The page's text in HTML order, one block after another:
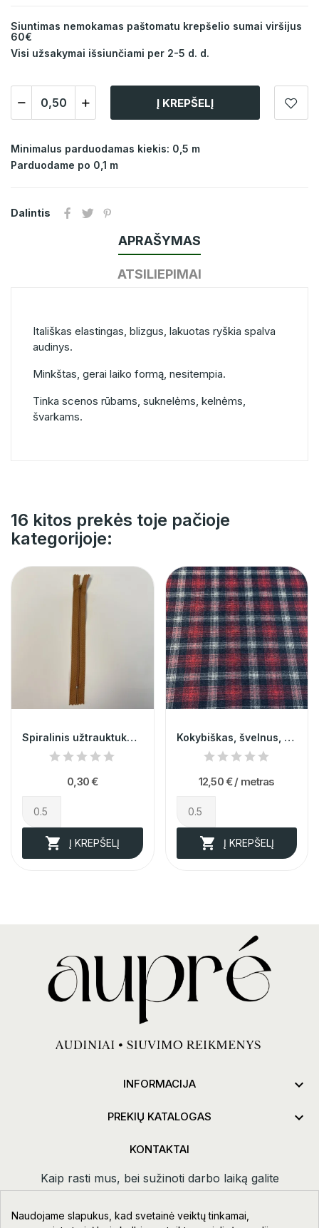
Siuntimas nemokamas paštomatu krepšelio sumai viršijus
60€
Visi užsakymai išsiunčiami per 2-5 d. d.
Į KREPŠELĮ
Minimalus parduodamas kiekis: 0,5 m
Parduodame po 0,1 m
Dalintis
APRAŠYMAS
ATSILIEPIMAI
Itališkas elastingas, blizgus, lakuotas ryškia spalva
audinys.
Minkštas, gerai laiko formą, nesitempia.
Tinka scenos rūbams, suknelėms, kelnėms,
švarkams.
16 kitos prekės toje pačioje
kategorijoje:
Spiralinis užtrauktukas nr.3 @11
0,30 €
 Į KREPŠELĮ
Kokybiškas, švelnus, minkštas languotas...
12,50 € / metras
 Į KREPŠELĮ
INFORMACIJA 
PREKIŲ KATALOGAS 
KONTAKTAI
Kaip rasti mus, bei sužinoti darbo laiką galite
paspauduskontaktai.
Taikos pr. 111-109, Klaipėda
Naudojame slapukus, kad svetainė veiktų tinkamai,